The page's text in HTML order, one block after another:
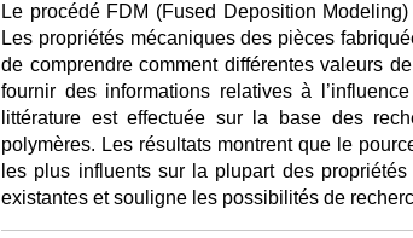
Le procédé FDM (Fused Deposition
Les propriétés mécaniques des pièces
de comprendre comment différentes valeurs
fournir des informations relatives à
littérature est effectuée sur la base des
polymères. Les résultats montrent que le
les plus influents sur la plupart des
existantes et souligne les possibilités de